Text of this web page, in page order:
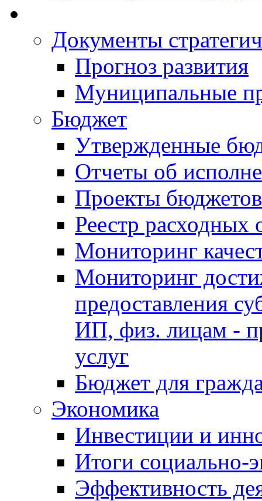
Документы
Прогноз развития
Муниципальные
Бюджет
Утвержденные
Отчеты об
Проекты бюджетов
Реестр расходных
Мониторинг
Мониторинг
предоставления
ИП, физ. лицам -
услуг
Бюджет для
Экономика
Инвестиции и
Итоги социально-
Эффективность